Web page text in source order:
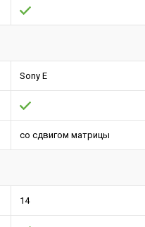
Sony E
со сдвигом матрицы
14